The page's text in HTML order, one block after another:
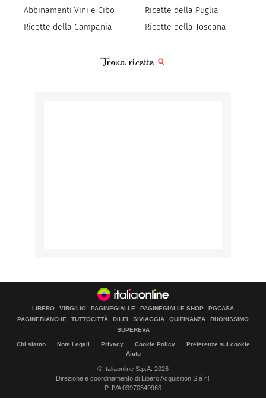
Abbinamenti Vini e Cibo
Ricette della Campania
Ricette della Puglia
Ricette della Toscana
Trova ricette
LIBERO VIRGILIO PAGINEGIALLE PAGINEGIALLE SHOP
PGCASA
PAGINEBIANCHE
TUTTOCITTÀ DILEI SIVIAGGIA QUIFINANZA
BUONISSIMO
SUPEREVA
Chi siamo Note Legali Privacy Cookie Policy
Preferenze sui cookie
Aiuto
© Italiaonline S.p.A. 2026
Direzione e coordinamento di Libero Acquisition S.á r.l.
P. IVA 03970540963